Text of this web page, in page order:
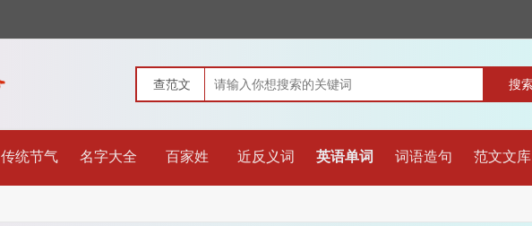
传统节气 名字大全 百家姓 近反义词 英语单词 词语造句 范文文库